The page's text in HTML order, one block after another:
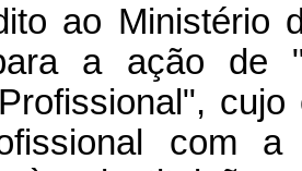
ao Ministério
a ação de
com